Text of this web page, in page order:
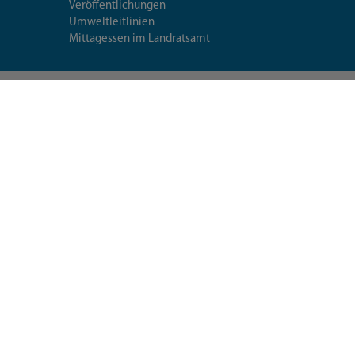
Veröffentlichungen
Umweltleitlinien
Mittagessen im Landratsamt